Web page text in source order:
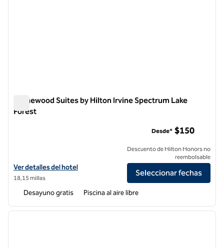
Homewood Suites by Hilton Irvine Spectrum Lake
Forest
Ver detalles del hotel Homewood Suites by Hilton Irvine Spectrum
Ver detalles del hotel
18,15 millas
Desde* $150
Descuento de Hilton Honors no
reembolsable
Seleccionar fechas
Desayuno gratis Piscina al aire libre
1 de 12